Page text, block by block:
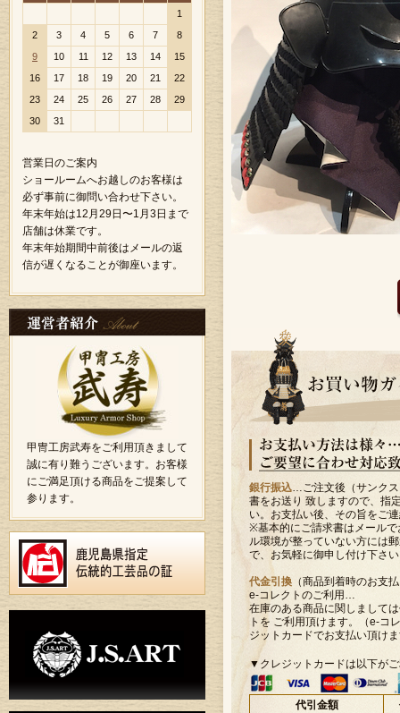
銀行振込…ご注文後（サンク
書をお送り 致しますので、指
い。お支払い後、その旨をご
※基本的にご請求書はメール
ル環境が整っていない方には
で、お気軽に御申し付け下さ
代金引換 （商品到着時のお支
e-コレクトのご利用…
在庫のある商品に関しまして
トを ご利用頂けます。（e-コ
ジットカードでお支払い頂け
▼クレジットカードは以下が
代引金額
1
2
3 4 5 6 7
8
9
10 11 12 13 14
15
16
17 18 19 20 21
22
23
24 25 26 27 28
29
30
31
営業日のご案内
ショールームへお越しのお客様は
必ず事前に御問い合わせ下さい。
年末年始は12月29日〜1月3日まで
店舗は休業です。
年末年始期間中前後はメールの返
信が遅くなることが御座います。
甲冑工房武寿をご利用頂きまして
誠に有り難うございます。お客様
にご満足頂ける商品をご提案して
参ります。